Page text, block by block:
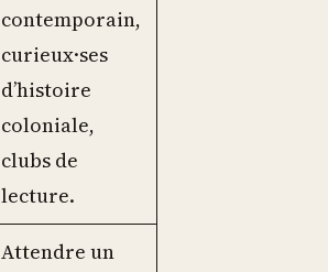
contemporain,
curieux·ses
d’histoire
coloniale,
clubs de
lecture.
Attendre un